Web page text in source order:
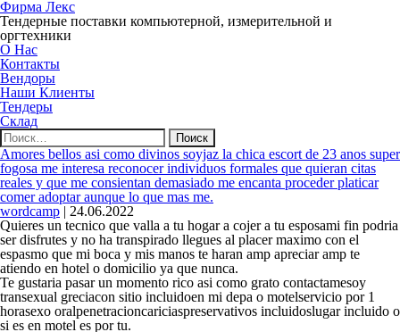
Фирма Лекс
Тендерные поставки компьютерной, измерительной и
оргтехники
О Нас
Контакты
Вендоры
Наши Клиенты
Тендеры
Склад
Найти:
Amores bellos asi­ como divinos soyjaz la chica escort de 23 anos super
fogosa me interesa reconocer individuos formales que quieran citas
reales y que me consientan demasiado me encanta proceder platicar
comer adoptar aunque lo que mas me.
wordcamp | 24.06.2022
Quieres un tecnico que valla a tu hogar a cojer a tu esposami fin podri­a
ser disfrutes y no ha transpirado llegues al placer maximo con el
espasmo que mi boca y mis manos te haran amp apreciar amp te
atiendo en hotel o domicilio ya que nunca.
Te gustaria pasar un momento rico asi­ como grato contactamesoy
transexual greciacon sitio incluidoen mi depa o motelservicio por 1
horasexo oralpenetracioncariciaspreservativos incluidoslugar incluido o
si es en motel es por tu.